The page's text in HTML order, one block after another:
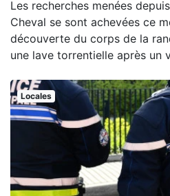
Les recherches menées
Cheval se sont achevées ce
découverte du corps de la
une lave torrentielle après un
Locales